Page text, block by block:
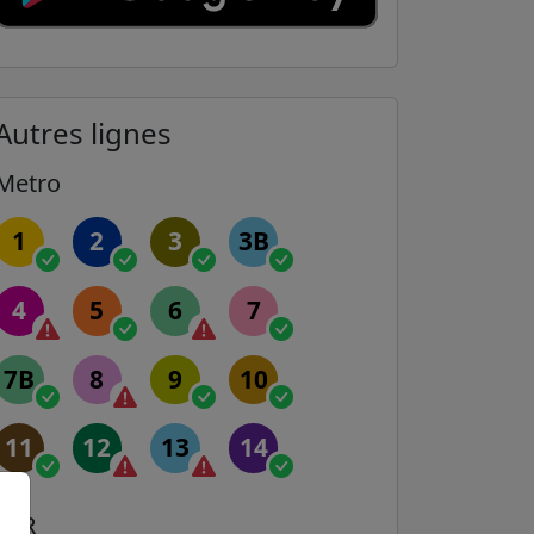
lignes
1 2 3 3B
4 5 6 7
7B 8 9 10
11 12 13 14
RER